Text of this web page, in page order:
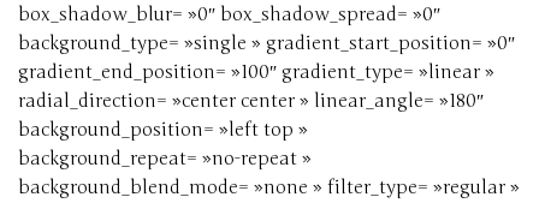
box_shadow_blur= »0″ box_shadow_spread= »0″
background_type= »single » gradient_start_position= »0″
gradient_end_position= »100″ gradient_type= »linear »
radial_direction= »center center » linear_angle= »180″
background_position= »left top »
background_repeat= »no-repeat »
background_blend_mode= »none » filter_type= »regular »